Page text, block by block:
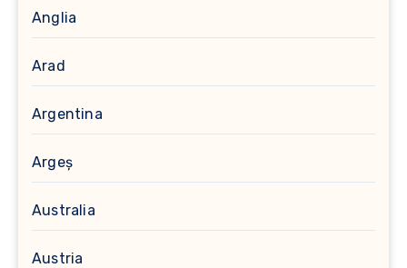
Anglia
Arad
Argentina
Argeș
Australia
Austria